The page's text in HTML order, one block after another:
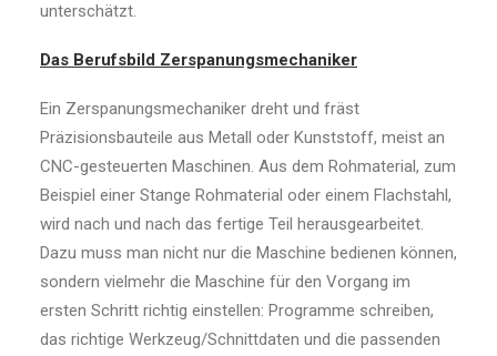
unterschätzt.
Das Berufsbild Zerspanungsmechaniker
Ein Zerspanungsmechaniker dreht und fräst
Präzisionsbauteile aus Metall oder Kunststoff, meist an
CNC-gesteuerten Maschinen. Aus dem Rohmaterial, zum
Beispiel einer Stange Rohmaterial oder einem Flachstahl,
wird nach und nach das fertige Teil herausgearbeitet.
Dazu muss man nicht nur die Maschine bedienen können,
sondern vielmehr die Maschine für den Vorgang im
ersten Schritt richtig einstellen: Programme schreiben,
das richtige Werkzeug/Schnittdaten und die passenden